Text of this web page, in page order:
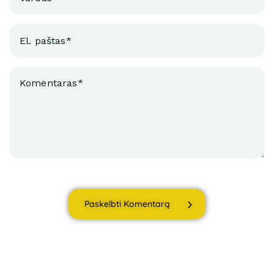
Paskelbti Komentarą